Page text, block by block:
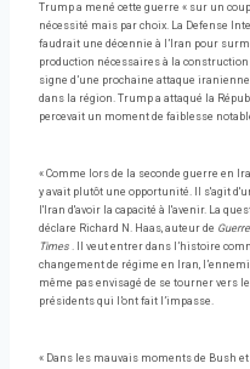
Trump a mené cette guerre « sur un
nécessité mais par choix. La Defense
faudrait une décennie à l’Iran pour
production nécessaires à la
signe d’une prochaine attaque
dans la région. Trump a attaqué la
percevait un moment de faiblesse
« Comme lors de la seconde guerre en
y avait plutôt une opportunité. Il s'agit
l'Iran d'avoir la capacité à l'avenir. La
déclare Richard N. Haas, auteur de
Times . Il veut entrer dans l’histoire
changement de régime en Iran,
même pas envisagé de se tourner vers le
présidents qui l’ont fait l’impasse.
« Dans les mauvais moments de Bush